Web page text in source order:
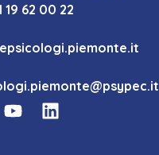
19 62 00 22